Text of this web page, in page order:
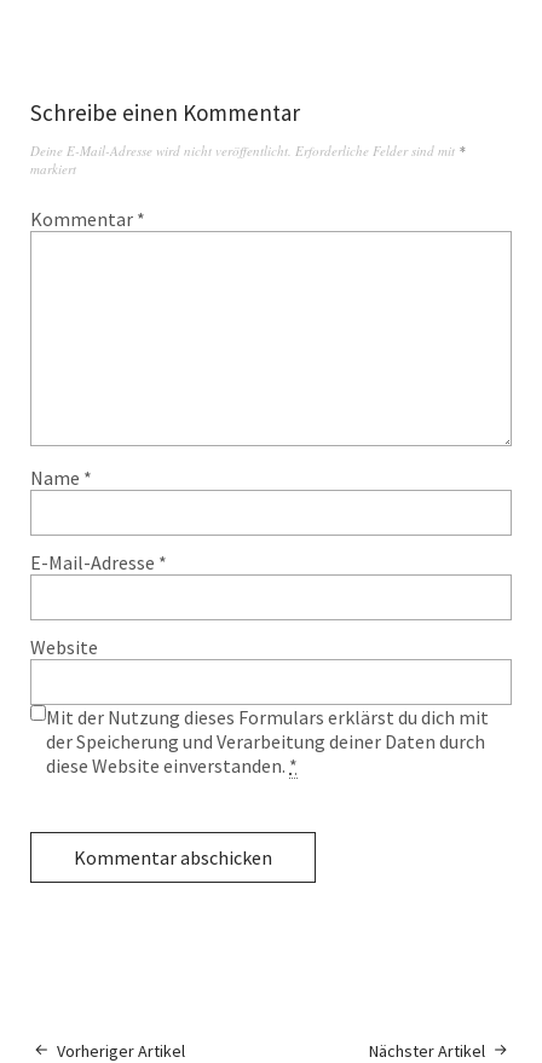
Schreibe einen Kommentar
Deine E-Mail-Adresse wird nicht veröffentlicht. Erforderliche Felder sind mit *
markiert
Kommentar *
Name *
E-Mail-Adresse *
Website
Mit der Nutzung dieses Formulars erklärst du dich mit
der Speicherung und Verarbeitung deiner Daten durch
diese Website einverstanden. *
Vorheriger Artikel Nächster Artikel